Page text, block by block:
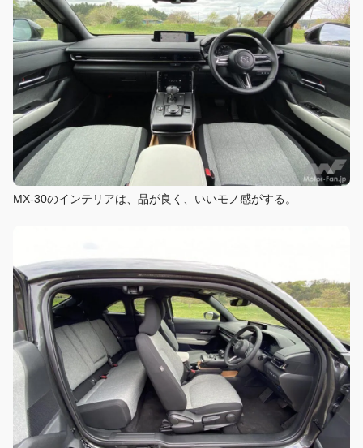
MX-30のインテリアは、品が良く、いいモノ感がする。